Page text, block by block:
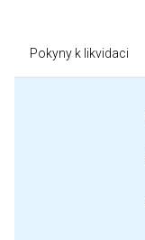
Pokyny k likvidaci